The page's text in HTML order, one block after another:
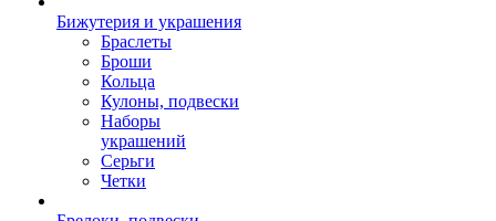
Бижутерия и украшения
Браслеты
Броши
Кольца
Кулоны, подвески
Наборы
украшений
Серьги
Четки